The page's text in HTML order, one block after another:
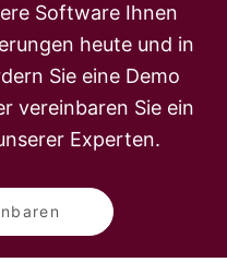
Software Ihnen
heute und in
Sie eine Demo
vereinbaren Sie ein
Experten.